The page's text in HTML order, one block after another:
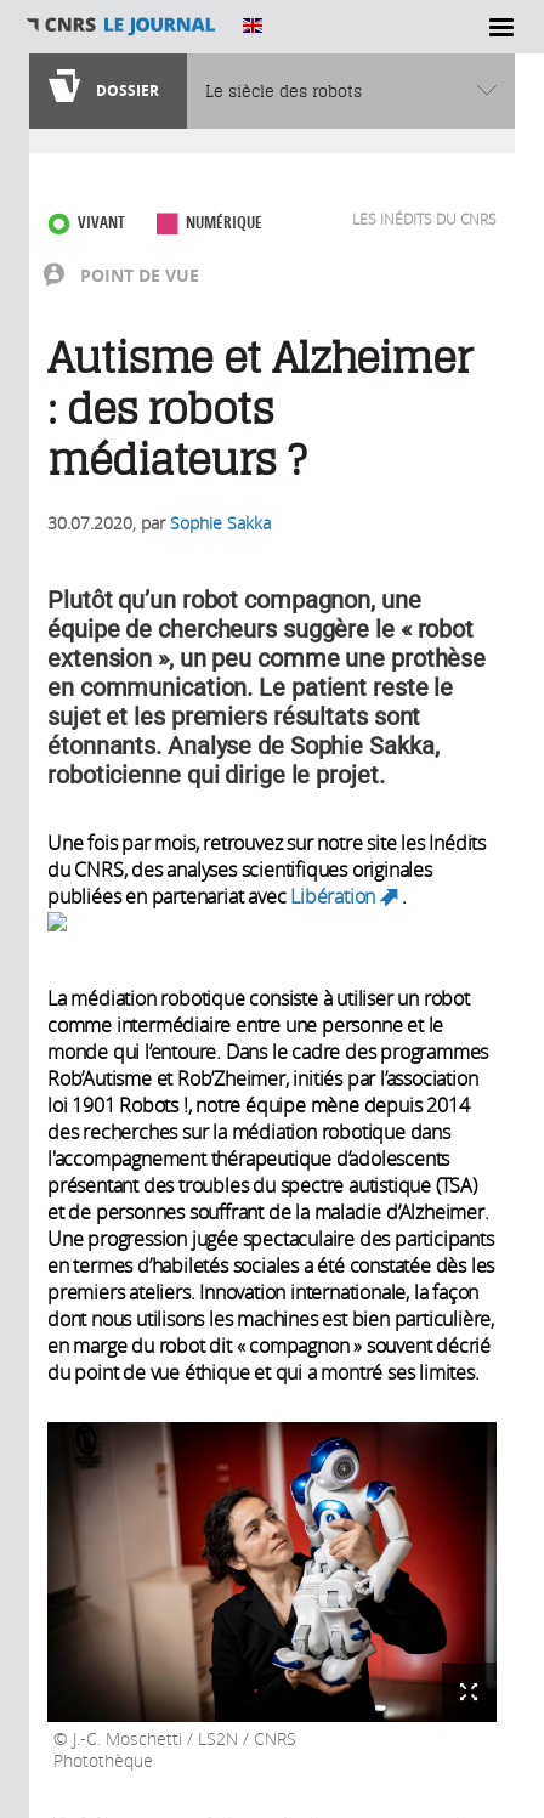
DOSSIER Le siècle des robots
POINT DE VUE
VIVANT NUMÉRIQUE LES INÉDITS DU CNRS
Autisme et Alzheimer
: des robots
médiateurs ?
30.07.2020, parSophie Sakka
Plutôt qu’un robot compagnon, une
équipe de chercheurs suggère le « robot
extension », un peu comme une prothèse
en communication. Le patient reste le
sujet et les premiers résultats sont
étonnants. Analyse de Sophie Sakka,
roboticienne qui dirige le projet.
Une fois par mois, retrouvez sur notre site les Inédits
du CNRS, des analyses scientifiques originales
publiées en partenariat avecLibération .
La médiation robotique consiste à utiliser un robot
comme intermédiaire entre une personne et le
monde qui l’entoure. Dans le cadre des programmes
Rob’Autisme et Rob’Zheimer, initiés par l’association
loi 1901 Robots !, notre équipe mène depuis 2014
des recherches sur la médiation robotique dans
l'accompagnement thérapeutique d’adolescents
présentant des troubles du spectre autistique (TSA)
et de personnes souffrant de la maladie d’Alzheimer.
Une progression jugée spectaculaire des participants
en termes d’habiletés sociales a été constatée dès les
premiers ateliers. Innovation internationale, la façon
dont nous utilisons les machines est bien particulière,
en marge du robot dit « compagnon » souvent décrié
du point de vue éthique et qui a montré ses limites.
J.-C. Moschetti / LS2N / CNRS
Photothèque